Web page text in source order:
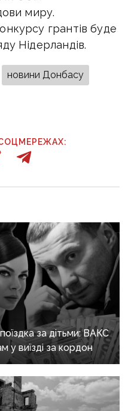
миру.
грантів буде
Нідерландів.
новини Донбасу
за дітьми: ВАКС
у виїзді за кордон